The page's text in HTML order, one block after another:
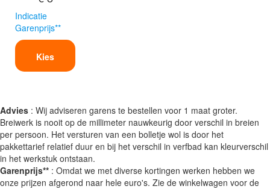
Indicatie
Garenprijs**
Kies
Advies : Wij adviseren garens te bestellen voor 1 maat groter.
Breiwerk is nooit op de millimeter nauwkeurig door verschil in breien
per persoon. Het versturen van een bolletje wol is door het
pakkettarief relatief duur en bij het verschil in verfbad kan kleurverschil
in het werkstuk ontstaan.
Garenprijs** : Omdat we met diverse kortingen werken hebben we
onze prijzen afgerond naar hele euro's. Zie de winkelwagen voor de